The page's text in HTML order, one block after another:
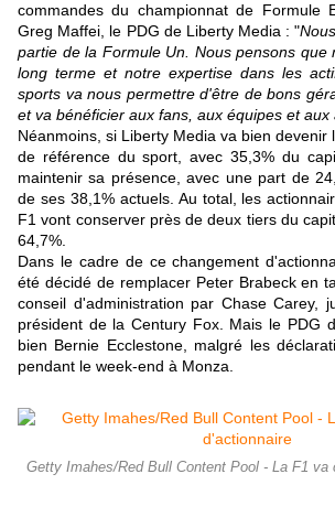
commandes du championnat de Formule
Greg Maffei, le PDG de Liberty Media : "
partie de la Formule Un. Nous pensons que
long terme et notre expertise dans les
sports va nous permettre d'être de bons
et va bénéficier aux fans, aux équipes et aux
Néanmoins, si Liberty Media va bien devenir
de référence du sport, avec 35,3% du
maintenir sa présence, avec une part de
de ses 38,1% actuels. Au total, les
F1 vont conserver près de deux tiers du
64,7%.
Dans le cadre de ce changement
été décidé de remplacer Peter Brabeck en
conseil d'administration par Chase Carey,
président de la Century Fox. Mais le PDG
bien Bernie Ecclestone, malgré les
pendant le week-end à Monza.
Getty Imahes/Red Bull Content Pool - La F1 va